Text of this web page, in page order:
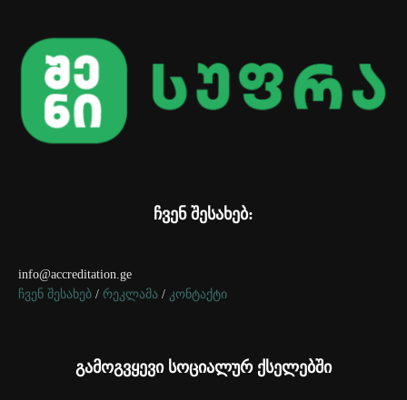
ჩვენ შესახებ:
info@accreditation.ge
ჩვენ შესახებ / რეკლამა / კონტაქტი
გამოგვყევი სოციალურ ქსელებში